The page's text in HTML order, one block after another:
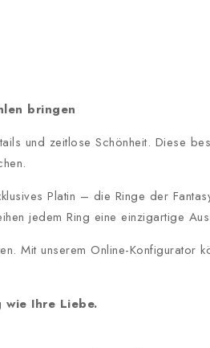
bringen
und zeitlose Schönheit. Diese
Platin – die Ringe der
jedem Ring eine einzigartige
Mit unserem Online-Konfigurator
Ihre Liebe.